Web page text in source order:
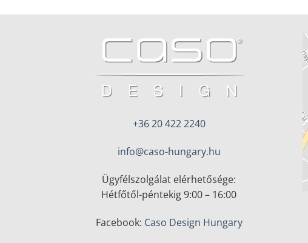
+36 20 422 2240
info@caso-hungary.hu
Ügyfélszolgálat elérhetősége:
Hétfőtől-péntekig 9:00 – 16:00
Facebook: Caso Design Hungary